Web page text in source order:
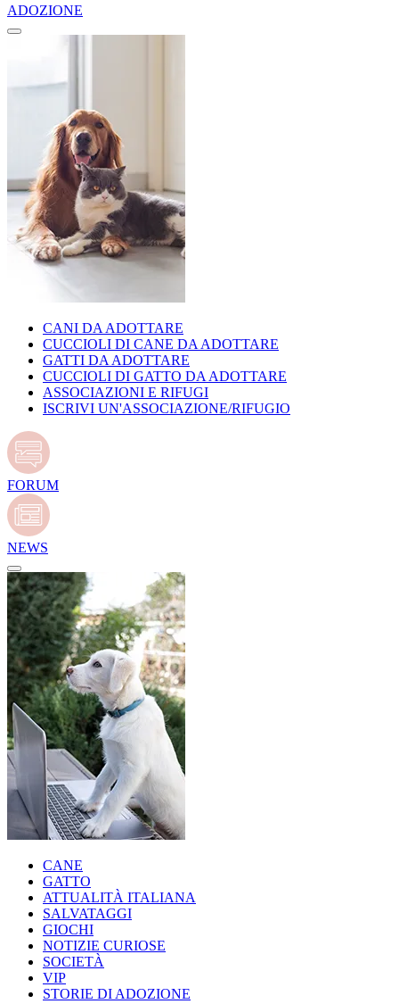
ADOZIONE
CANI DA ADOTTARE
CUCCIOLI DI CANE DA ADOTTARE
GATTI DA ADOTTARE
CUCCIOLI DI GATTO DA ADOTTARE
ASSOCIAZIONI E RIFUGI
ISCRIVI UN'ASSOCIAZIONE/RIFUGIO
FORUM
NEWS
CANE
GATTO
ATTUALITÀ ITALIANA
SALVATAGGI
GIOCHI
NOTIZIE CURIOSE
SOCIETÀ
VIP
STORIE DI ADOZIONE